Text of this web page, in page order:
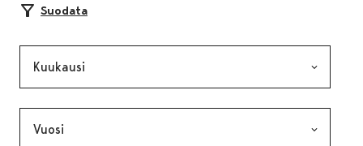
Suodata